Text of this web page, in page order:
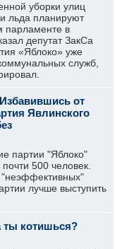
уборки улиц
льда планируют
парламенте в
депутат ЗакСа
«Яблоко» уже
служб,
от
Явлинского
партии "Яблоко"
500 человек.
"неэффективных"
лучше выступить
ты котишься?